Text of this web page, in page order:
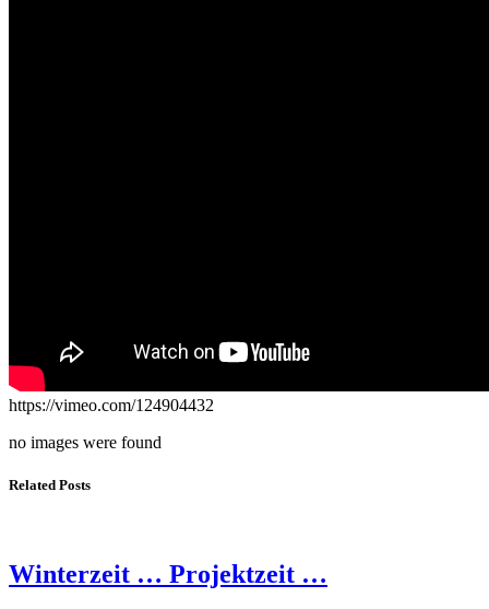
https://vimeo.com/124904432
no images were found
Related Posts
Winterzeit … Projektzeit …